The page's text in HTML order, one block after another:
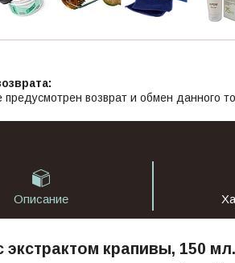
предусмотрен возврат и обмен данного
Описание
экстрактом крапивы, 150 мл.